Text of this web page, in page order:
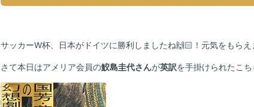
サッカーW杯、日本がドイツに勝利しましたね🙌🏻！元気をもらえ
さて本日はアメリア会員の鮫島圭代さんが英訳を手掛けられたこち